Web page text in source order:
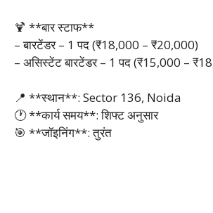
🍹 **बार स्टाफ**
– बारटेंडर – 1 पद (₹18,000 – ₹20,000)
– असिस्टेंट बारटेंडर – 1 पद (₹15,000 –
📍 **स्थान**: Sector 136, Noida
🕐 **कार्य समय**: शिफ्ट अनुसार
🎯 **जॉइनिंग**: तुरंत